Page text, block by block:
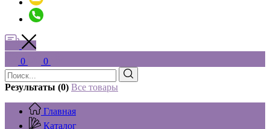
0 0
Результаты (0) Все товары
Главная
Каталог